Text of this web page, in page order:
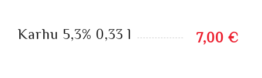
Karhu 5,3% 0,33 l 7,00 €